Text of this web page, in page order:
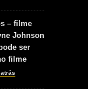
– filme
Johnson
ser
filme